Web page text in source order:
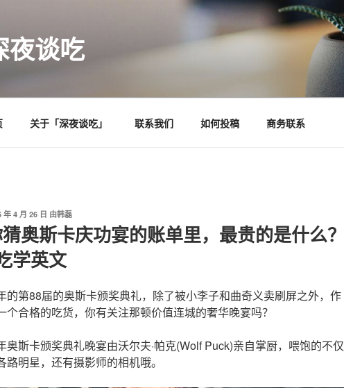
夜谈吃
关于「深夜谈吃」 联系我们 如何投稿 商务联系
年 4 月 26 日 由韩磊
奥斯卡庆功宴的账单里，最贵的是什么？
学英文
的第88届的奥斯卡颁奖典礼，除了被小李子和曲奇义卖刷屏之外，作
个合格的吃货，你有关注那顿价值连城的奢华晚宴吗？
奥斯卡颁奖典礼晚宴由沃尔夫·帕克(Wolf Puck)亲自掌厨，喂饱的不仅
路明星，还有摄影师的相机哦。